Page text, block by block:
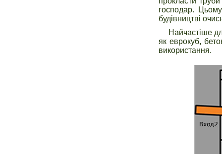
господар.
будівництві
Найчастіше
як еврокуб,
використання.